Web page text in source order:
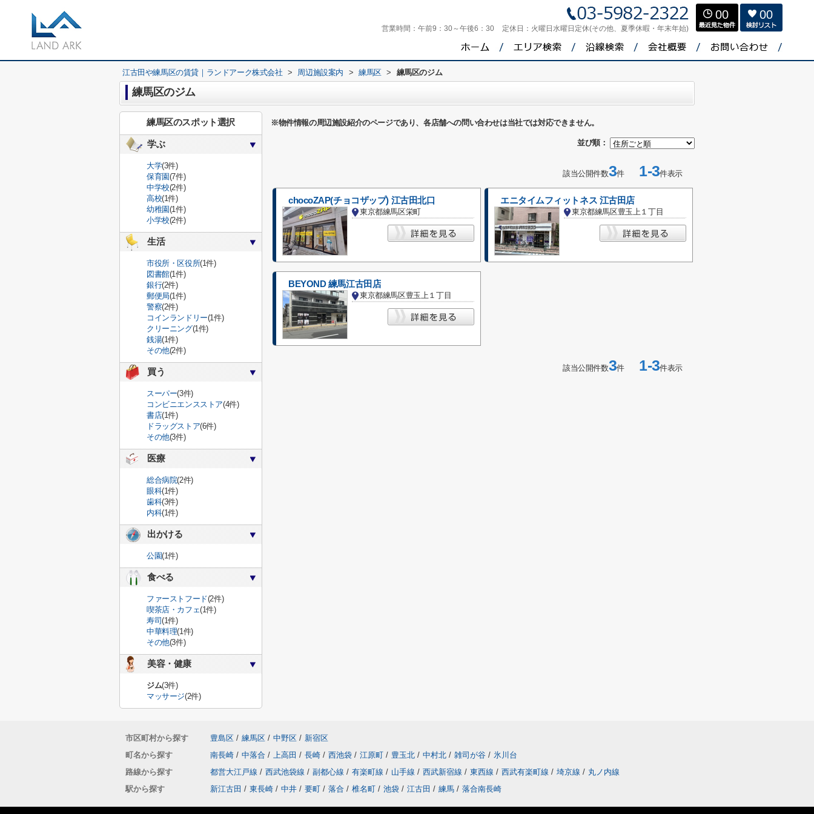
営業時間： 午前9：30～午後6：30 定休日： 火曜日水曜日定休(その他、夏季休暇・年末年始)
00 00
江古田や練馬区の賃貸｜ランドアーク株式会社 > 周辺施設案内 > 練馬区 > 練馬区のジム
練馬区のジム
※物件情報の周辺施設紹介のページであり、各店舗への問い合わせは当社では対応できません。
並び順：
該当公開件数3件1-3件表示
chocoZAP(チョコザップ) 江古田北口
東京都練馬区栄町
エニタイムフィットネス 江古田店
東京都練馬区豊玉上１丁目
BEYOND 練馬江古田店
東京都練馬区豊玉上１丁目
該当公開件数3件1-3件表示
練馬区のスポット選択
学ぶ
大学(3件)
保育園(7件)
中学校(2件)
高校(1件)
幼稚園(1件)
小学校(2件)
生活
市役所・区役所(1件)
図書館(1件)
銀行(2件)
郵便局(1件)
警察(2件)
コインランドリー(1件)
クリーニング(1件)
銭湯(1件)
その他(2件)
買う
スーパー(3件)
コンビニエンスストア(4件)
書店(1件)
ドラッグストア(6件)
その他(3件)
医療
総合病院(2件)
眼科(1件)
歯科(3件)
内科(1件)
出かける
公園(1件)
食べる
ファーストフード(2件)
喫茶店・カフェ(1件)
寿司(1件)
中華料理(1件)
その他(3件)
美容・健康
ジム(3件)
マッサージ(2件)
市区町村から探す 豊島区 / 練馬区 / 中野区 / 新宿区
町名から探す
南長崎 / 中落合 / 上高田 / 長崎 / 西池袋 / 江原町 / 豊玉北 / 中村北 / 雑司が谷 / 氷川台
路線から探す
都営大江戸線 / 西武池袋線 / 副都心線 / 有楽町線 / 山手線 / 西武新宿線 / 東西線 / 西武有楽町線 / 埼京線 / 丸ノ内線
駅から探す
新江古田 / 東長崎 / 中井 / 要町 / 落合 / 椎名町 / 池袋 / 江古田 / 練馬 / 落合南長崎